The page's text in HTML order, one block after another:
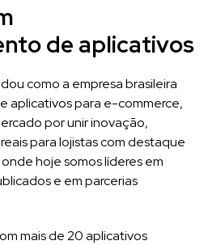
de aplicativos
como a empresa brasileira
aplicativos para e-commerce,
por unir inovação,
para lojistas com destaque
hoje somos líderes em
e em parcerias
mais de 20 aplicativos